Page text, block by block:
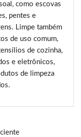
como escovas
pentes e
Limpe também
de uso comum,
de cozinha,
e eletrônicos,
de limpeza